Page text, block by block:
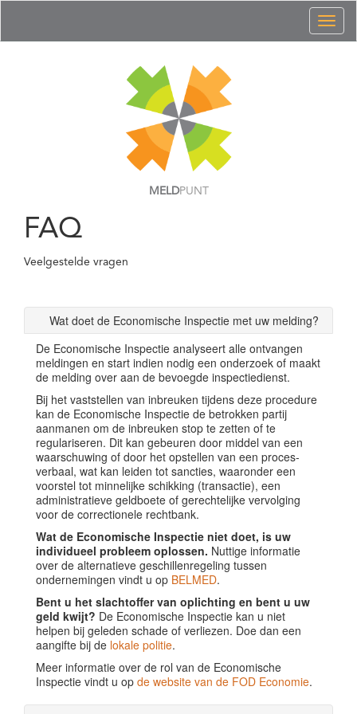
MELDPUNT
FAQ
Veelgestelde vragen
Wat doet de Economische Inspectie met uw melding?
De Economische Inspectie analyseert alle ontvangen
meldingen en start indien nodig een onderzoek of maakt
de melding over aan de bevoegde inspectiedienst.
Bij het vaststellen van inbreuken tijdens deze procedure
kan de Economische Inspectie de betrokken partij
aanmanen om de inbreuken stop te zetten of te
regulariseren. Dit kan gebeuren door middel van een
waarschuwing of door het opstellen van een proces-
verbaal, wat kan leiden tot sancties, waaronder een
voorstel tot minnelijke schikking (transactie), een
administratieve geldboete of gerechtelijke vervolging
voor de correctionele rechtbank.
Wat de Economische Inspectie niet doet, is uw
individueel probleem oplossen. Nuttige informatie
over de alternatieve geschillenregeling tussen
ondernemingen vindt u op BELMED.
Bent u het slachtoffer van oplichting en bent u uw
geld kwijt? De Economische Inspectie kan u niet
helpen bij geleden schade of verliezen. Doe dan een
aangifte bij de lokale politie.
Meer informatie over de rol van de Economische
Inspectie vindt u op de website van de FOD Economie.